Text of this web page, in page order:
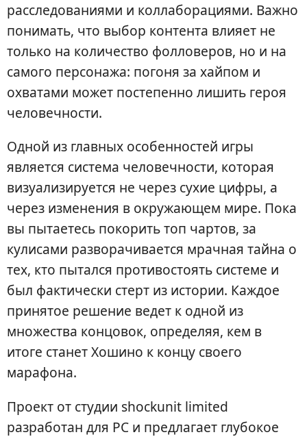
расследованиями и коллаборациями. Важно
понимать, что выбор контента влияет не
только на количество фолловеров, но и на
самого персонажа: погоня за хайпом и
охватами может постепенно лишить героя
человечности.
Одной из главных особенностей игры
является система человечности, которая
визуализируется не через сухие цифры, а
через изменения в окружающем мире. Пока
вы пытаетесь покорить топ чартов, за
кулисами разворачивается мрачная тайна о
тех, кто пытался противостоять системе и
был фактически стерт из истории. Каждое
принятое решение ведет к одной из
множества концовок, определяя, кем в
итоге станет Хошино к концу своего
марафона.
Проект от студии shockunit limited
разработан для PC и предлагает глубокое